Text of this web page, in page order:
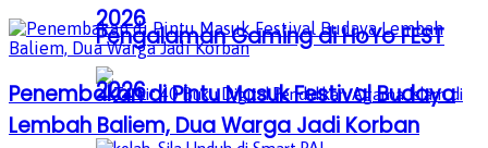
2026
Pengalaman Gaming di HoYo FEST
2026
Penembakan di Pintu Masuk Festival Budaya
Lembah Baliem, Dua Warga Jadi Korban